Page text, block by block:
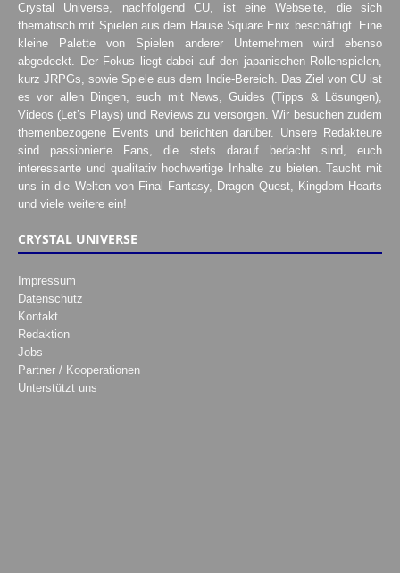
Crystal Universe, nachfolgend CU, ist eine Webseite, die sich
thematisch mit Spielen aus dem Hause Square Enix beschäftigt. Eine
kleine Palette von Spielen anderer Unternehmen wird ebenso
abgedeckt. Der Fokus liegt dabei auf den japanischen Rollenspielen,
kurz JRPGs, sowie Spiele aus dem Indie-Bereich. Das Ziel von CU ist
es vor allen Dingen, euch mit News, Guides (Tipps & Lösungen),
Videos (Let’s Plays) und Reviews zu versorgen. Wir besuchen zudem
themenbezogene Events und berichten darüber. Unsere Redakteure
sind passionierte Fans, die stets darauf bedacht sind, euch
interessante und qualitativ hochwertige Inhalte zu bieten. Taucht mit
uns in die Welten von Final Fantasy, Dragon Quest, Kingdom Hearts
und viele weitere ein!
CRYSTAL UNIVERSE
Impressum
Datenschutz
Kontakt
Redaktion
Jobs
Partner / Kooperationen
Unterstützt uns